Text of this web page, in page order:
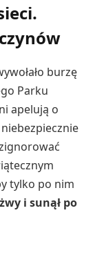
burzę
Parku
apelują o
tylko po nim
i sunął po